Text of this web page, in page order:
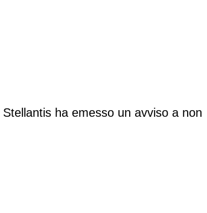
Stellantis ha emesso un avviso a non